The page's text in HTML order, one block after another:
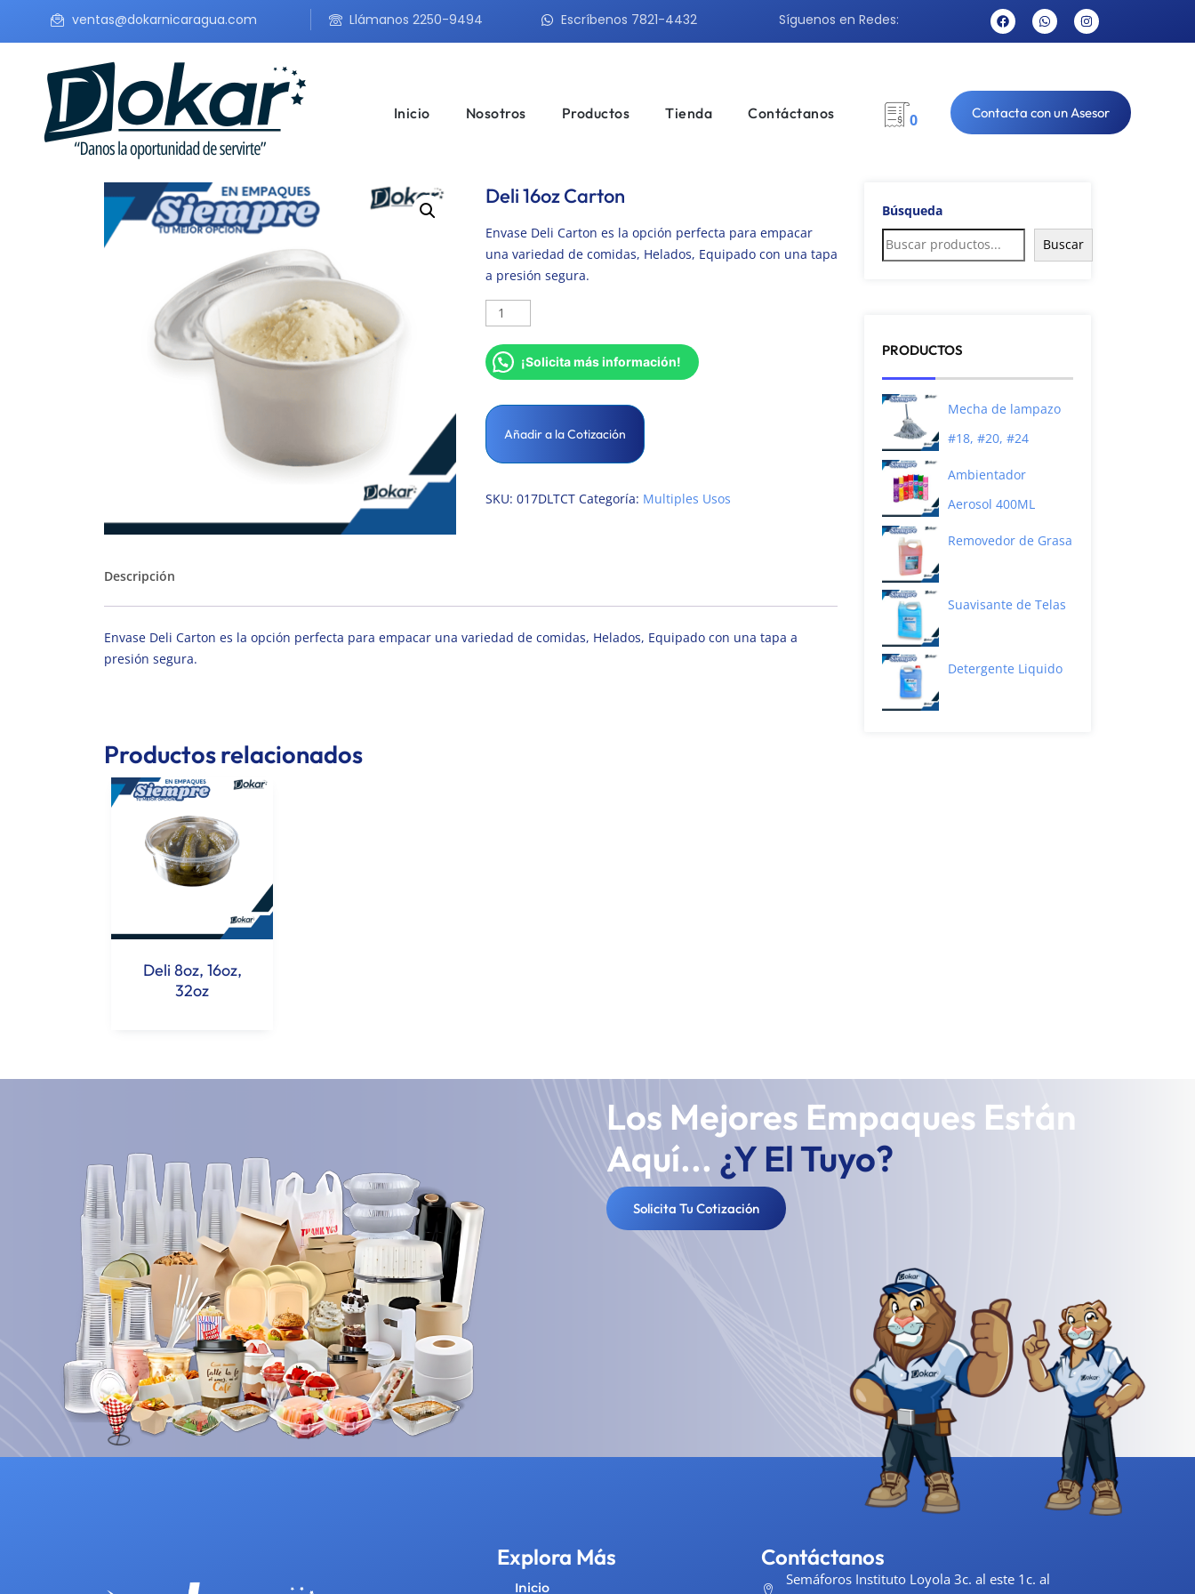
ventas@dokarnicaragua.com Llámanos 2250-9494 Escríbenos 7821-4432 Síguenos en Redes:
Inicio Nosotros Productos Tienda Contáctanos 0 Contacta con un Asesor
Deli 16oz Carton
Envase Deli Carton es la opción perfecta para empacar
una variedad de comidas, Helados, Equipado con una tapa
a presión segura.
¡Solicita más información!
Añadir a la Cotización
SKU: 017DLTCT Categoría: Multiples Usos
Descripción
Envase Deli Carton es la opción perfecta para empacar una variedad de comidas, Helados, Equipado con una tapa a
presión segura.
Productos relacionados
Deli 8oz, 16oz,
32oz
Búsqueda
Buscar
PRODUCTOS
Mecha de lampazo
#18, #20, #24
Ambientador
Aerosol 400ML
Removedor de Grasa
Suavisante de Telas
Detergente Liquido
Los Mejores Empaques Están
Aquí... ¿Y El Tuyo?
Solicita Tu Cotización
Explora Más
Inicio
Contáctanos
Semáforos Instituto Loyola 3c. al este 1c. al